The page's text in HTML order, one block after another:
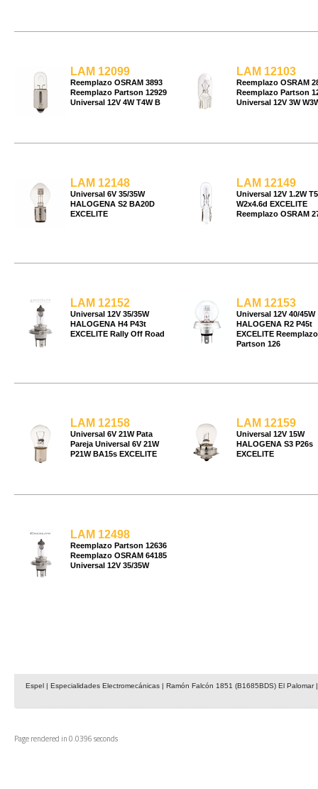
LAM 12099
Reemplazo OSRAM 3893
Reemplazo Partson 12929
Universal 12V 4W T4W B
LAM 12103
Reemplazo OSRAM
Reemplazo Partson
Universal 12V 3W
LAM 12148
Universal 6V 35/35W
HALOGENA S2 BA20D
EXCELITE
LAM 12149
Universal 12V 1.2W T5
W2x4.6d EXCELITE
Reemplazo OSRAM
LAM 12152
Universal 12V 35/35W
HALOGENA H4 P43t
EXCELITE Rally Off Road
LAM 12153
Universal 12V 40/45W
HALOGENA R2 P45t
EXCELITE Reemplazo
Partson 126
LAM 12158
Universal 6V 21W Pata
Pareja Universal 6V 21W
P21W BA15s EXCELITE
LAM 12159
Universal 12V 15W
HALOGENA S3 P26s
EXCELITE
LAM 12498
Reemplazo Partson 12636
Reemplazo OSRAM 64185
Universal 12V 35/35W
Espel | Especialidades Electromecánicas | Ramón Falcón 1851 (B1685BDS) El
Page rendered in 0.0396 seconds